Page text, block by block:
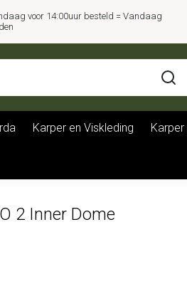
voor 14:00uur besteld = Vandaag
Karper en Viskleding Karper
2 Inner Dome